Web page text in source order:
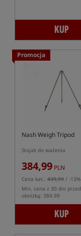
KUP
Promocja
Nash Weigh Tripod
Stojak do ważenia
384,99 PLN
Cena kat.: 439,99 / -13%
Min. cena z 30 dni przed
obniżką: 384.99
KUP